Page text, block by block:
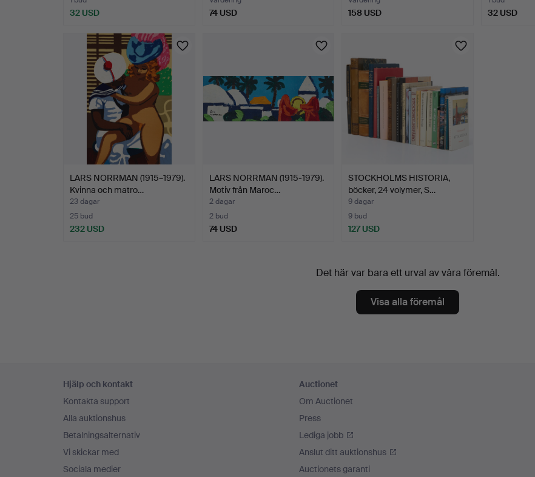
32 USD 74 USD 158 USD 32 USD
LARS NORRMAN (1915–1979).
Kvinna och matro…
23 dagar
25 bud
232 USD
LARS NORRMAN (1915-1979).
Motiv från Maroc…
2 dagar
2 bud
74 USD
STOCKHOLMS HISTORIA,
böcker, 24 volymer, S…
9 dagar
9 bud
127 USD
Det här var bara ett urval av våra föremål.
Visa alla föremål
Hjälp och kontakt
Kontakta support
Alla auktionshus
Betalningsalternativ
Vi skickar med
Sociala medier
Auctionet
Om Auctionet
Press
Lediga jobb
Anslut ditt auktionshus
Auctionets garanti